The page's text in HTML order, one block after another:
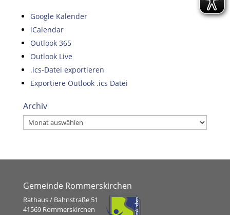
Google Kalender
iCalendar
Outlook 365
Outlook Live
.ics-Datei exportieren
Exportiere Outlook .ics Datei
Archiv
Archiv
Gemeinde Rommerskirchen
Rathaus / Bahnstraße 51
41569 Rommerskirchen